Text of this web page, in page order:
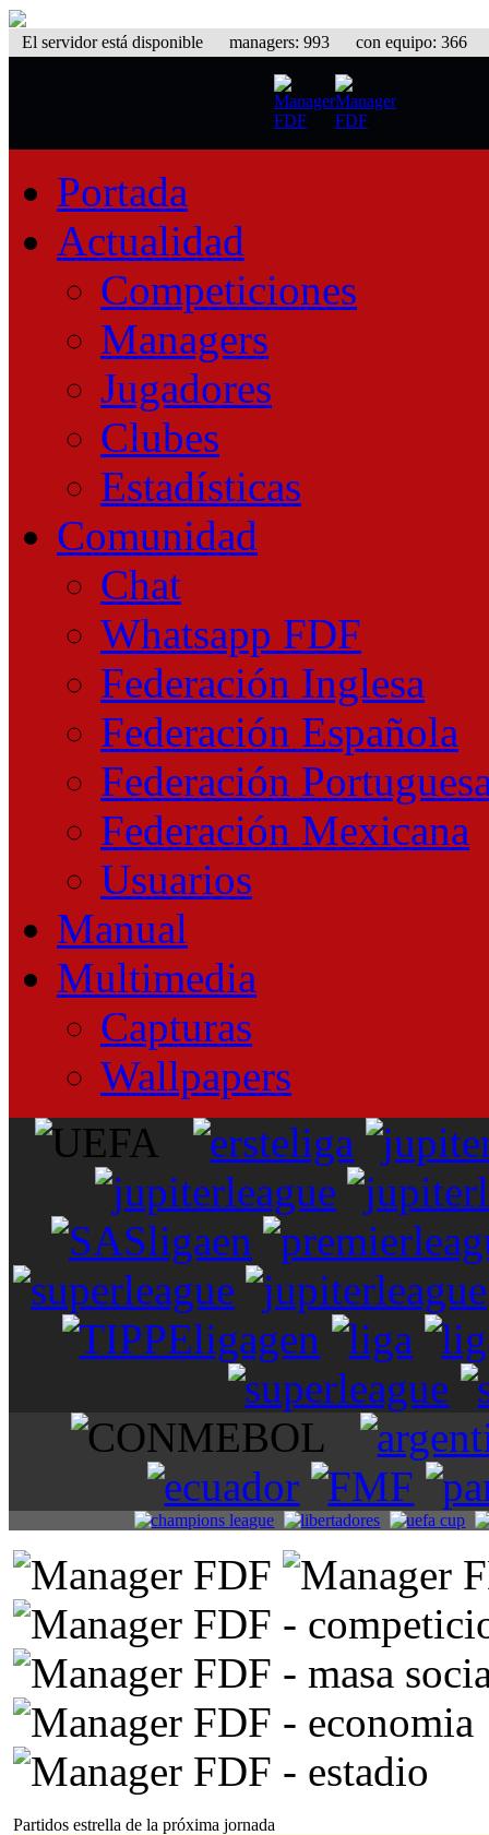
El servidor está disponible managers: 993 con equipo: 366
Portada
Actualidad
Competiciones
Managers
Jugadores
Clubes
Estadísticas
Comunidad
Chat
Whatsapp FDF
Federación Inglesa
Federación Española
Federación
Federación Mexicana
Usuarios
Manual
Multimedia
Capturas
Wallpapers
Partidos estrella de la próxima jornada